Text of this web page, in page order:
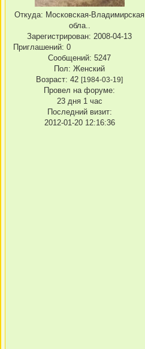
Откуда: Московская-Владимирская
обла..
Зарегистрирован: 2008-04-13
Приглашений: 0
Сообщений: 5247
Пол: Женский
Возраст: 42 [1984-03-19]
Провел на форуме:
23 дня 1 час
Последний визит:
2012-01-20 12:16:36